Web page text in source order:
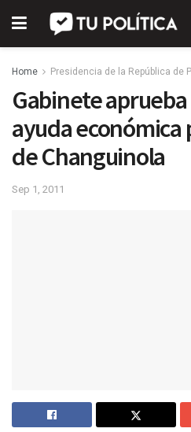
Home Presidencia de la República de
Gabinete
ayuda económica
de Changuinola
Sep 1, 2011